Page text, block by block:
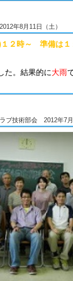
年8月11日（土）
)１２時～ 準備は
た。結果的に大雨
ブ技術部会 2012年7月